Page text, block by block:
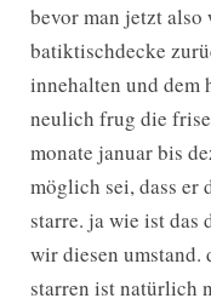
bevor man jetzt
batiktischdecke
innehalten und dem
neulich frug die
monate januar bis
möglich sei, dass er
starre. ja wie ist das
wir diesen umstand.
starren ist natürlich